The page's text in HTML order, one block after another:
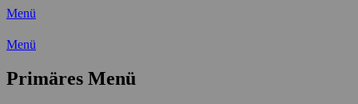
Menü
Wassersport-Verein 1921 e.V.
Freizeit mit der ganzen Familie
Menü
Primäres Menü